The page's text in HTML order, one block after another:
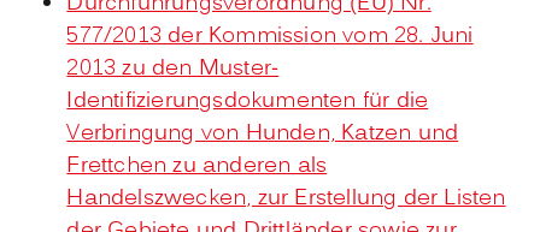
577/2013 der Kommission vom 28. Juni
2013 zu den Muster-
Identifizierungsdokumenten für die
Verbringung von Hunden, Katzen und
Frettchen zu anderen als
Handelszwecken, zur Erstellung der Listen